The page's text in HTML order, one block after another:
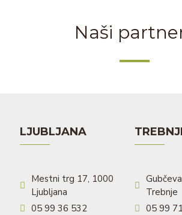
Naši
LJUBLJANA
Mestni trg 17, 1000
Ljubljana
05 99 36 532
Trebnje
05 99